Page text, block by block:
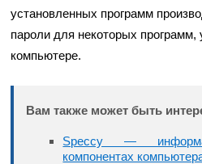
установленных программ
пароли для некоторых
компьютере.
Вам также может быть
Speccy —
компонентах